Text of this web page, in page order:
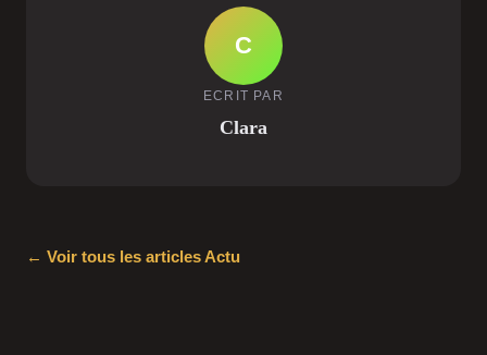
C
ECRIT PAR
Clara
← Voir tous les articles Actu